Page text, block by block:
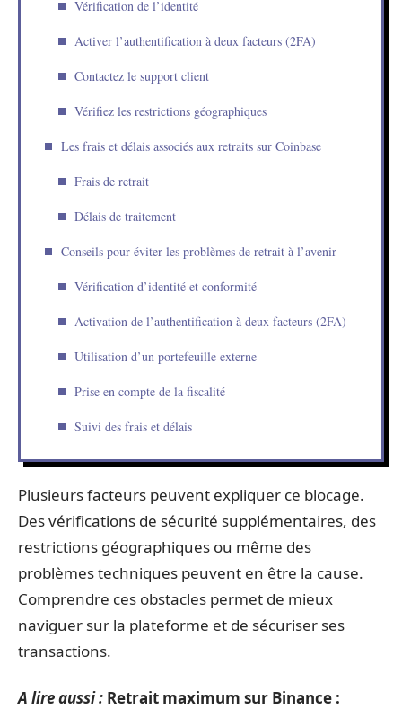
Vérification de l’identité
Activer l’authentification à deux facteurs (2FA)
Contactez le support client
Vérifiez les restrictions géographiques
Les frais et délais associés aux retraits sur Coinbase
Frais de retrait
Délais de traitement
Conseils pour éviter les problèmes de retrait à l’avenir
Vérification d’identité et conformité
Activation de l’authentification à deux facteurs (2FA)
Utilisation d’un portefeuille externe
Prise en compte de la fiscalité
Suivi des frais et délais
Plusieurs facteurs peuvent expliquer ce blocage.
Des vérifications de sécurité supplémentaires, des
restrictions géographiques ou même des
problèmes techniques peuvent en être la cause.
Comprendre ces obstacles permet de mieux
naviguer sur la plateforme et de sécuriser ses
transactions.
A lire aussi : Retrait maximum sur Binance :